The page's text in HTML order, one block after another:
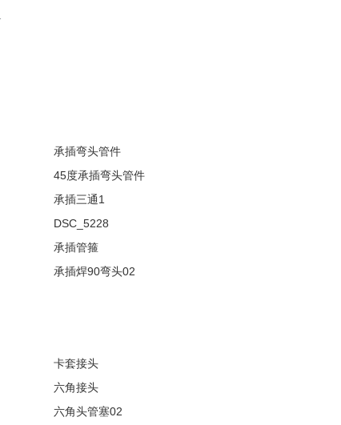
承插弯头管件
45度承插弯头管件
承插三通1
DSC_5228
承插管箍
承插焊90弯头02
卡套接头
六角接头
六角头管塞02